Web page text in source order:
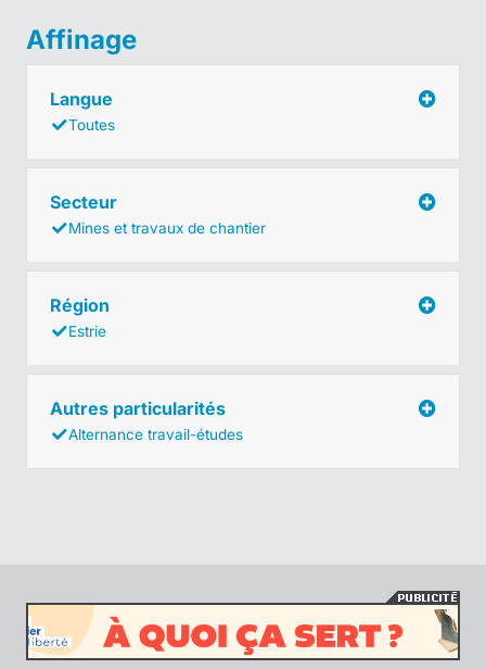
Affinage
Langue
Toutes
Secteur
Mines et travaux de chantier
Région
Estrie
Autres particularités
Alternance travail-études